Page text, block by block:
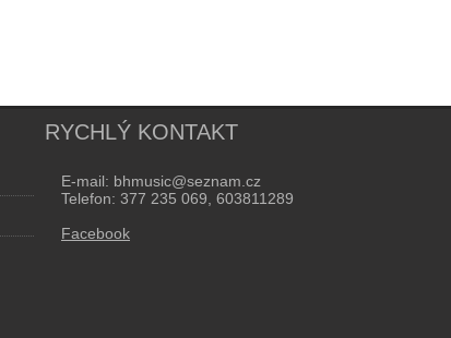
RYCHLÝ KONTAKT
E-mail: bhmusic@seznam.cz
Telefon: 377 235 069, 603811289
Facebook